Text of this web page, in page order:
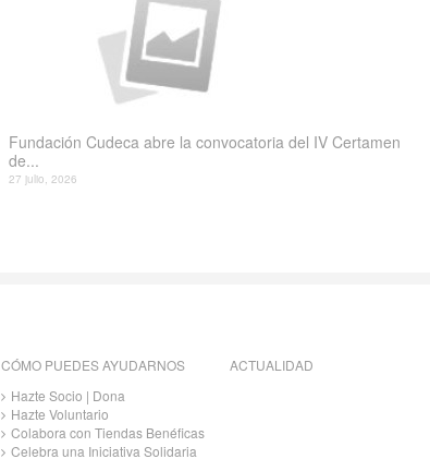
Fundación Cudeca abre la convocatoria del IV Certamen
de...
27 julio, 2026
CÓMO PUEDES AYUDARNOS
Hazte Socio | Dona
Hazte Voluntario
Colabora con Tiendas Benéficas
Celebra una Iniciativa Solidaria
ACTUALIDAD